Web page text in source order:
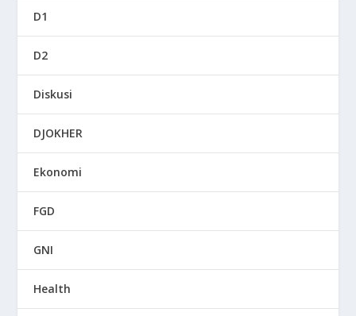
D1
D2
Diskusi
DJOKHER
Ekonomi
FGD
GNI
Health